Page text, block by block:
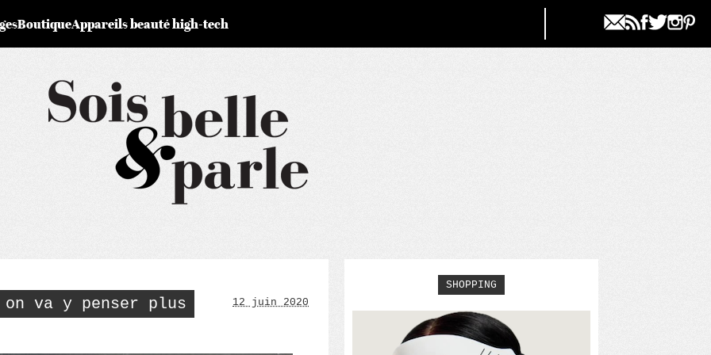
BoutiqueAppareils beauté high-tech
on va y penser plus
12 juin 2020
SHOPPING